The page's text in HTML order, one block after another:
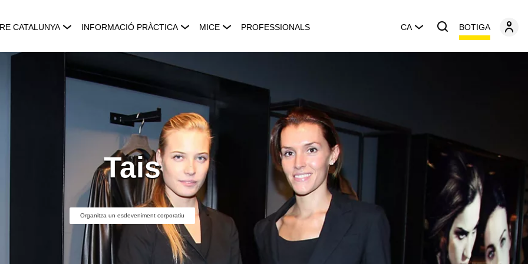
CATALUNYA INFORMACIÓ PRÀCTICA MICE PROFESSIONALS CA BOTIGA
Tais
Organitza un esdeveniment corporatiu